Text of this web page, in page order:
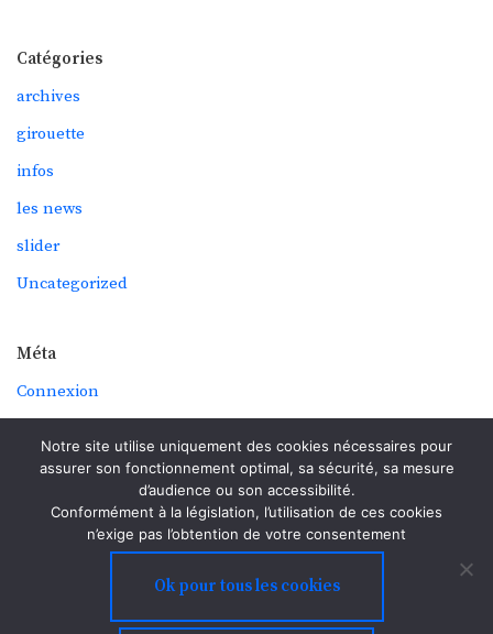
Catégories
archives
girouette
infos
les news
slider
Uncategorized
Méta
Connexion
Flux des commentaires
Site de WordPress-FR
@lepredelagirouette.fr
Notre site utilise uniquement des cookies nécessaires pour
assurer son fonctionnement optimal, sa sécurité, sa mesure
d’audience ou son accessibilité.
Conformément à la législation, l’utilisation de ces cookies
n’exige pas l’obtention de votre consentement
Ok pour tous les cookies